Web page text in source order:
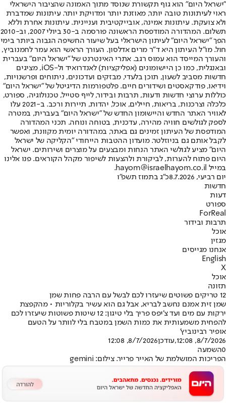
"ישראל היום" הוא גוף תקשורת שנוסד מתוך האמונה שהציבור הישראלי
ראוי לעיתונות טובה יותר, מאוזנת יותר ומדויקת יותר. עיתונות שמדברת
ולא צועקת. עיתונות אמינה, אובייקטיבית ועניינית. עיתונות אחרת וללא
תשלום. המהדורה המודפסת הראשונה פורסמה ב-30 ביולי 2007, וב-2010
הפך "ישראל היום" לעיתון הישראלי בעל שיעור החשיפה הגבוה ביותר בימי
חול. מו"ל העיתון היא ד"ר מרים אדלסון. העורך הראשי הוא עמר לחמנוביץ,
והעורך המייסד הוא עמוס רגב. אתרי האינטרנט של "ישראל היום" בעברית
ובאנגלית, כמו כן היישומונים (אפליקציות) לאנדרואיד ול-iOS, מציגים
חדשות מסביב לשעון, תוכן בלעדי, מבזקים ועדכונים, ניתוחים ופרשנויות,
וידיאו, פודקאסטים ושידורים חיים. פלטפורמות הדיגיטל של "ישראל היום"
כוללות ערוצי חדשות ודעות, תרבות ובידור, לייף סטייל, טכנולוגיה, ספורט,
כלכלה וצרכנות, בריאות, חיילים, אוכל, יהדות, תיירות ורכב. ב-2021 עלו
לאוויר האתר החדש והיישומון החדש של "ישראל היום" בעברית, במטרה
לספק לגולשים חוויה מהירה, עדכנית, בטוחה ונוחה. תכני המהדורה
המודפסת של העיתון זמינים גם באתר, במהדורה יומית מקוונת, ואפשר
לקבל אותם גם בניוזלטר. מועדון ההטבות הייחודי "הקליקה של ישראל
היום" מציע לגולשי האתר הנחות ומבצעים על מוצרים ושירותים. ישראל
היום פתוח להערות, לביקורת ולהצעות לשיפור מקהל הקוראים. פנו אלינו
במייל hayom@israelhayom.co.il.
יום רביעי, 8.7.2026
כ"ג בתמוז תשפ"ו
חדשות
דעות
ספורט
ForReal
תרבות ובידור
אוכל
מגזין
אנחנו מגייסים
English
X
אוכל
תזונה
12 טריקים פשוטים שיעזרו לכם לבשל עם הרבה פחות שמן
שמן זית אמנם נחשב לבריא, אבל גם הוא עשיר בקלוריות • מהקפצת
ירקות עם מים ועד צ'יפס פריך בלי טיגון: 12 שיטות פשוטות שיעזרו לכם
להפחית משמעותית את כמות השמן במטבח בלי לוותר על הטעם
אופיר רבינוביץ'
8/7/2026, 12:08
,עודכן8/7/2026, 12:08
0השמעה
הפריכות המושלמת של האייר פרייר. צילום: gemini